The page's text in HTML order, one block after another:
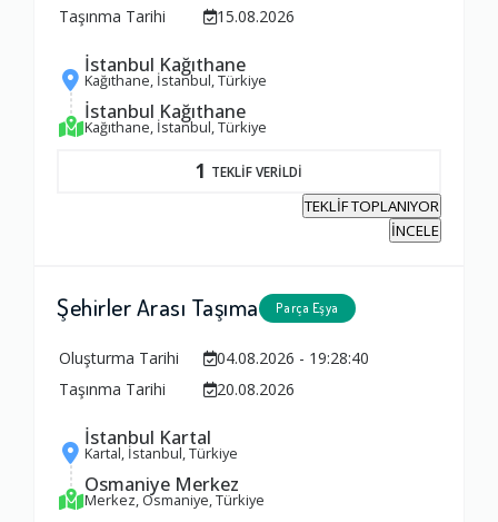
Taşınma Tarihi
15.08.2026
İstanbul Kağıthane
Kağıthane, İstanbul, Türkiye
İstanbul Kağıthane
Kağıthane, İstanbul, Türkiye
1 TEKLİF VERİLDİ
TEKLİF TOPLANIYOR
İNCELE
Şehirler Arası Taşıma Parça Eşya
Oluşturma Tarihi
04.08.2026 - 19:28:40
Taşınma Tarihi
20.08.2026
İstanbul Kartal
Kartal, İstanbul, Türkiye
Osmaniye Merkez
Merkez, Osmaniye, Türkiye